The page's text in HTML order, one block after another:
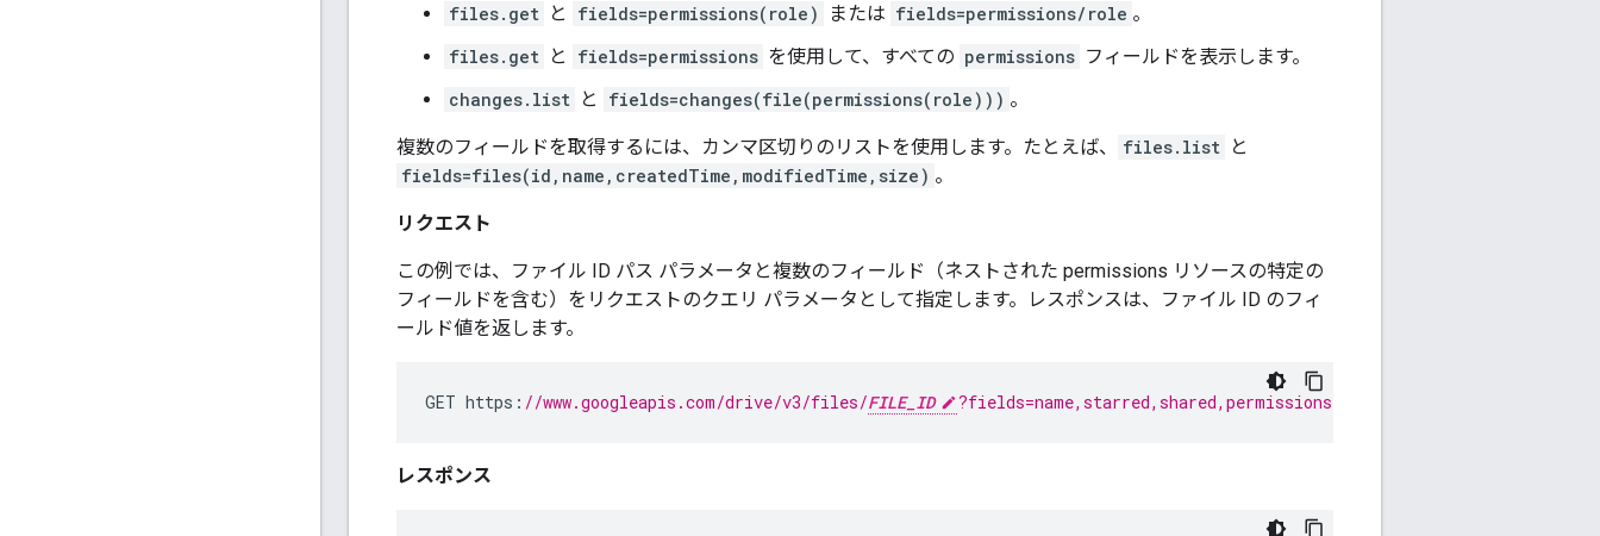
files.get と fields=permissions(role) または fields=permissions/role 。
files.get と fields=permissions を使用して、すべての permissions フィールドを表示します。
changes.list と fields=changes(file(permissions(role))) 。
複数のフィールドを取得するには、カンマ区切りのリストを使用します。たとえば、 files.list と
fields=files(id,name,createdTime,modifiedTime,size) 。
リクエスト
この例では、ファイル ID パス パラメータと複数のフィールド（ネストされた permissions リソースの特定の
フィールドを含む）をリクエストのクエリ パラメータとして指定します。レスポンスは、ファイル ID のフィ
ールド値を返します。
GET https : //www.googleapis.com/drive/v3/files/FILE_ID ?fields=name,starred,shared,permissions(kind,type,role)
レスポンス